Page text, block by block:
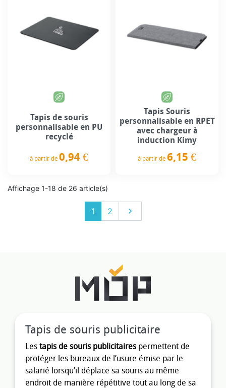
Tapis de souris publicitaire
Les tapis de souris publicitairespermettent de
protéger les bureaux de l’usure émise par le
salarié lorsqu’il déplace sa souris au même
endroit de manière répétitive tout au long de sa
Tapis de souris
personnalisable en PU
recyclé
à partir de 0,94 €
Tapis Souris
personnalisable en RPET
avec chargeur à
induction Kimy
à partir de 6,15 €
Affichage 1-18 de 26 article(s)
1 2 Suivant
